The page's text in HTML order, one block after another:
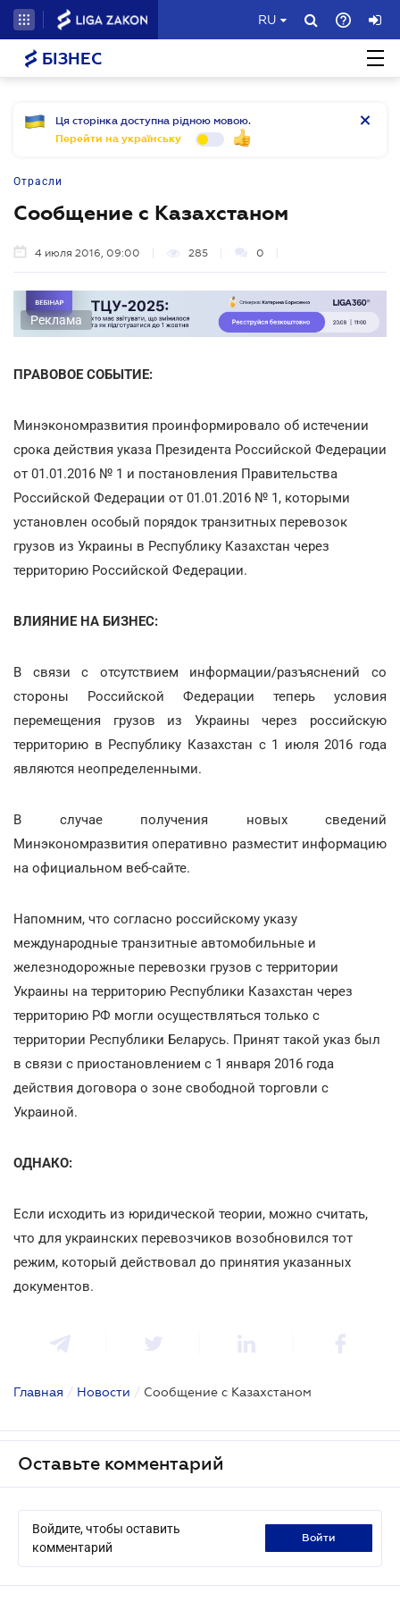
RU
БІЗНЕС
Ця сторінка доступна рідною мовою.
Перейти на українську
Отрасли
Сообщение с Казахстаном
4 июля 2016, 09:00 285 0
Реклама
ПРАВОВОЕ СОБЫТИЕ:
Минэкономразвития проинформировало об истечении
срока действия указа Президента Российской Федерации
от 01.01.2016 № 1 и постановления Правительства
Российской Федерации от 01.01.2016 № 1, которыми
установлен особый порядок транзитных перевозок
грузов из Украины в Республику Казахстан через
территорию Российской Федерации.
ВЛИЯНИЕ НА БИЗНЕС:
В связи с отсутствием информации/разъяснений со
стороны Российской Федерации теперь условия
перемещения грузов из Украины через российскую
территорию в Республику Казахстан с 1 июля 2016 года
являются неопределенными.
В случае получения новых сведений
Минэкономразвития оперативно разместит информацию
на официальном веб-сайте.
Напомним, что согласно российскому указу
международные транзитные автомобильные и
железнодорожные перевозки грузов с территории
Украины на территорию Республики Казахстан через
территорию РФ могли осуществляться только с
территории Республики Беларусь. Принят такой указ был
в связи с приостановлением с 1 января 2016 года
действия договора о зоне свободной торговли с
Украиной.
ОДНАКО:
Если исходить из юридической теории, можно считать,
что для украинских перевозчиков возобновился тот
режим, который действовал до принятия указанных
документов.
Главная / Новости / Сообщение с Казахстаном
Оставьте комментарий
Войдите, чтобы оставить
комментарий
войти